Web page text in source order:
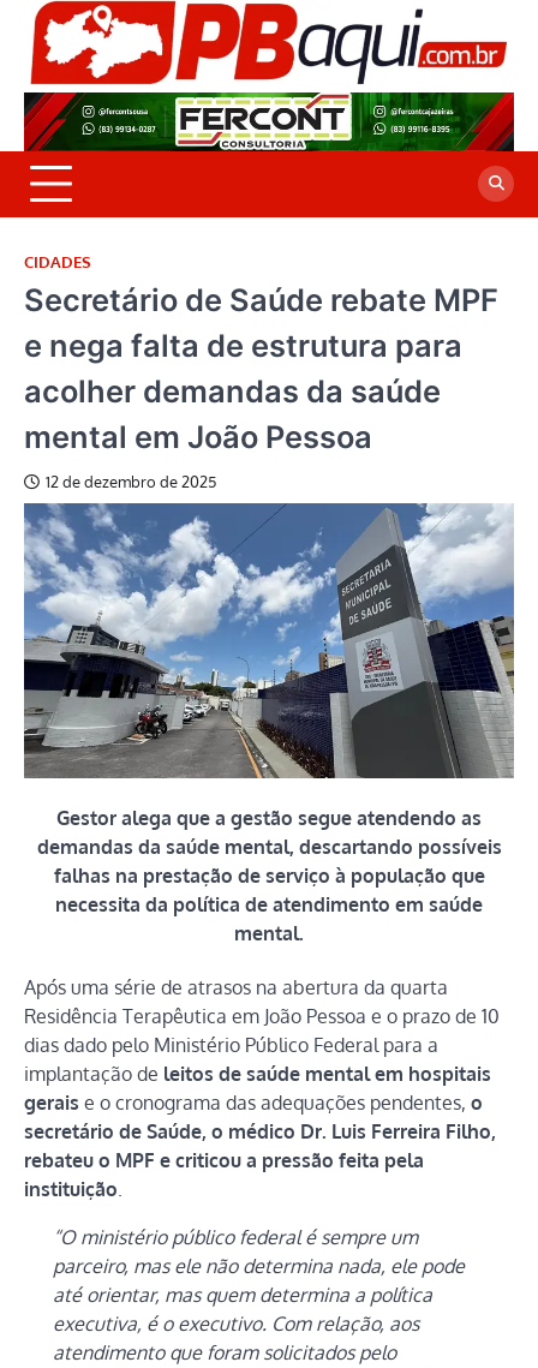
Skip
content
CIDADES
Secretário de Saúde rebate MPF
e nega falta de estrutura para
acolher demandas da saúde
mental em João Pessoa
12 de dezembro de 2025
Gestor alega que a gestão segue atendendo as
demandas da saúde mental, descartando possíveis
falhas na prestação de serviço à população que
necessita da política de atendimento em saúde
mental.
Após uma série de atrasos na abertura da quarta
Residência Terapêutica em João Pessoa e o prazo de 10
dias dado pelo Ministério Público Federal para a
implantação de leitos de saúde mental em hospitais
gerais e o cronograma das adequações pendentes, o
secretário de Saúde, o médico Dr. Luis Ferreira Filho,
rebateu o MPF e criticou a pressão feita pela
instituição.
“O ministério público federal é sempre um
parceiro, mas ele não determina nada, ele pode
até orientar, mas quem determina a política
executiva, é o executivo. Com relação, aos
atendimento que foram solicitados pelo